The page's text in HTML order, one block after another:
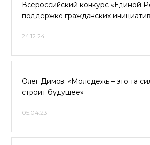
Всероссийский конкурс «Единой
поддержке гражданских инициатив
24.12.24
Олег Димов: «Молодежь – это та
строит будущее»
05.04.23